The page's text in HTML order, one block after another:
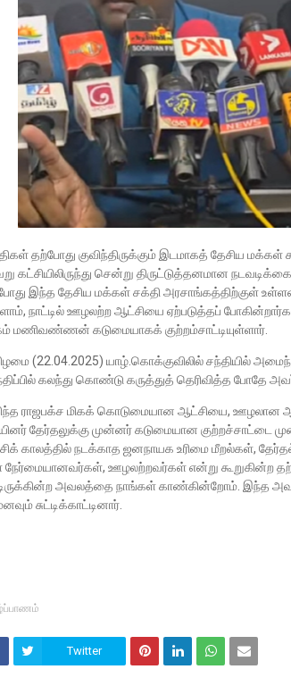
தற்போது குவிந்திருக்கும் இடமாகத் தேசிய
சென்று திருட்டுத்தனமான
இந்த தேசிய மக்கள் சக்தி அரசாங்கத்திற்குள்
நாட்டில் ஊழலற்ற ஆட்சியை ஏற்படுத்தப்
மணிவண்ணன் கடுமையாகக் குற்றம்சாட்டியுள்ளார்.
(22.04.2025) யாழ்.கொக்குவிலில் சந்தியில்
கலந்து கொண்டு கருத்துத் தெரிவித்த போதே
ராஜபக்ச மிகக் கொடுமையான ஆட்சியை, ஊழலான
தேர்தலுக்கு முன்னர் கடுமையான குற்றச்சாட்டை
காலத்தில் நடக்காத ஜனநாயக உரிமை மீறல்கள்,
ஊழலற்றவர்கள் என்று கூறுகின்ற
அவலத்தை நாங்கள் காண்கின்றோம். இந்த
சுட்டிக்காட்டினார்.
Twitter